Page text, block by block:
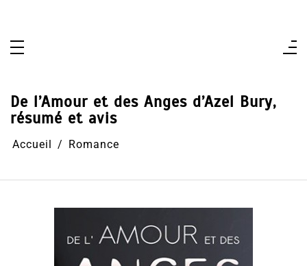
De l’Amour et des Anges d’Azel Bury,
résumé et avis
Accueil Romance